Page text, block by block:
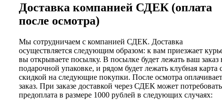
Доставка компанией СДЕК (оплата
после осмотра)
Мы сотрудничаем с компанией СДЕК. Доставка
осуществляется следующим образом: к вам приезжает
вы открываете посылку. В посылке будет лежать ваш заказ
подарочной упаковке, и рядом будет лежать клубная карта
скидкой на следующие покупки. После осмотра
заказ. При заказе доставкой через СДЕК может
предоплата в размере 1000 рублей в следующих случаях: